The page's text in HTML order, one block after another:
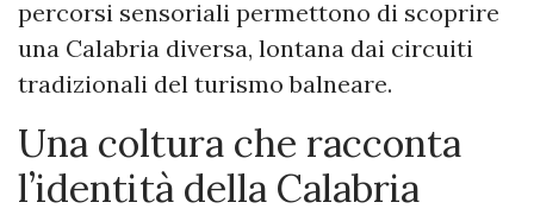
percorsi sensoriali permettono di scoprire
una Calabria diversa, lontana dai circuiti
tradizionali del turismo balneare.
Una coltura che racconta
l’identità della Calabria